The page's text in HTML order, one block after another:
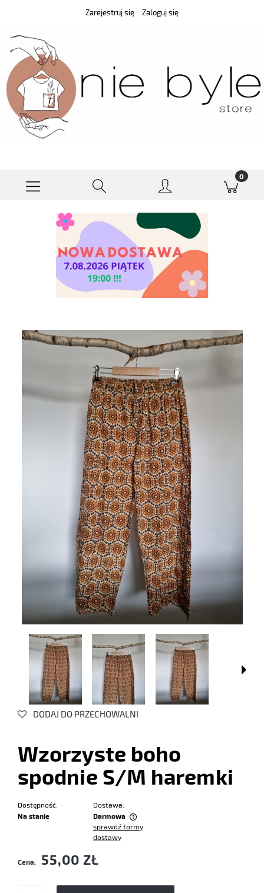
Zarejestruj się Zaloguj się
DODAJ DO PRZECHOWALNI
Wzorzyste boho
spodnie S/M haremki
Dostępność:
Na stanie
Dostawa:
Darmowa
Cena nie zawiera ewentualnych kosztów płatności
sprawdź formy
dostawy
Cena: 55,00 ZŁ